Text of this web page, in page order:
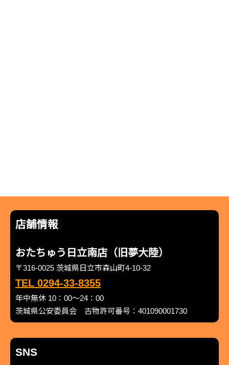
店舗情報
おたちゅう日立南店（旧夢大陸）
〒316-0025 茨城県日立市森山町4-10-32
TEL 0294-33-8355
年中無休 10：00～24：00
茨城県公安委員会 古物許可番号：401090001730
SNS